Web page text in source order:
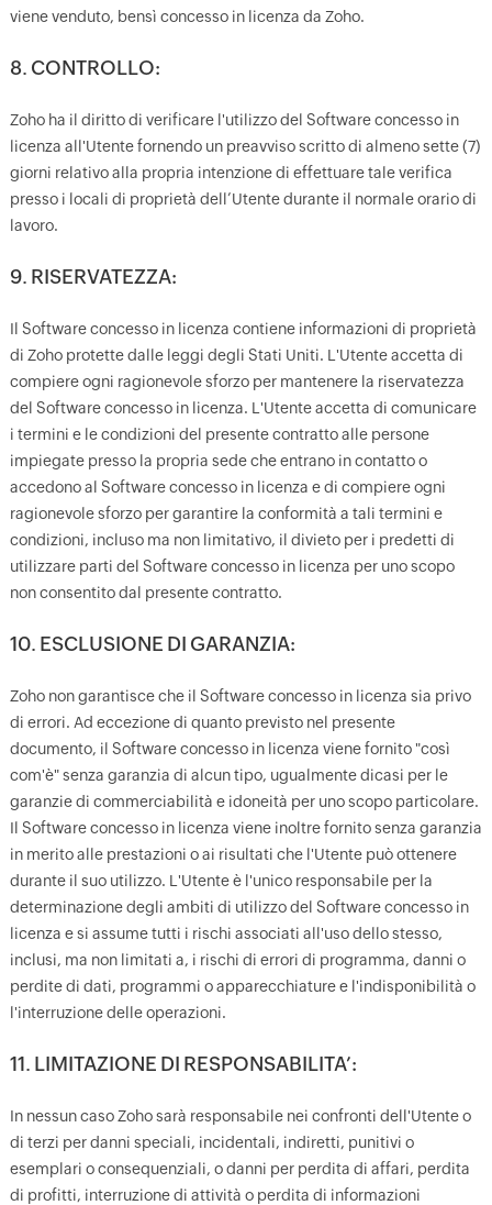
viene venduto, bensì concesso in licenza da Zoho.
8. CONTROLLO:
Zoho ha il diritto di verificare l'utilizzo del Software concesso in
licenza all'Utente fornendo un preavviso scritto di almeno sette (7)
giorni relativo alla propria intenzione di effettuare tale verifica
presso i locali di proprietà dell’Utente durante il normale orario di
lavoro.
9. RISERVATEZZA:
Il Software concesso in licenza contiene informazioni di proprietà
di Zoho protette dalle leggi degli Stati Uniti. L'Utente accetta di
compiere ogni ragionevole sforzo per mantenere la riservatezza
del Software concesso in licenza. L'Utente accetta di comunicare
i termini e le condizioni del presente contratto alle persone
impiegate presso la propria sede che entrano in contatto o
accedono al Software concesso in licenza e di compiere ogni
ragionevole sforzo per garantire la conformità a tali termini e
condizioni, incluso ma non limitativo, il divieto per i predetti di
utilizzare parti del Software concesso in licenza per uno scopo
non consentito dal presente contratto.
10. ESCLUSIONE DI GARANZIA:
Zoho non garantisce che il Software concesso in licenza sia privo
di errori. Ad eccezione di quanto previsto nel presente
documento, il Software concesso in licenza viene fornito "così
com'è" senza garanzia di alcun tipo, ugualmente dicasi per le
garanzie di commerciabilità e idoneità per uno scopo particolare.
Il Software concesso in licenza viene inoltre fornito senza garanzia
in merito alle prestazioni o ai risultati che l'Utente può ottenere
durante il suo utilizzo. L'Utente è l'unico responsabile per la
determinazione degli ambiti di utilizzo del Software concesso in
licenza e si assume tutti i rischi associati all'uso dello stesso,
inclusi, ma non limitati a, i rischi di errori di programma, danni o
perdite di dati, programmi o apparecchiature e l'indisponibilità o
l'interruzione delle operazioni.
11. LIMITAZIONE DI RESPONSABILITA’:
In nessun caso Zoho sarà responsabile nei confronti dell'Utente o
di terzi per danni speciali, incidentali, indiretti, punitivi o
esemplari o consequenziali, o danni per perdita di affari, perdita
di profitti, interruzione di attività o perdita di informazioni